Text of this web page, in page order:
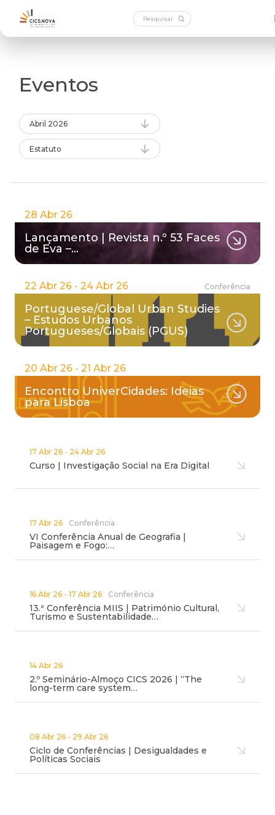
Eventos
Abril 2026
Estatuto
28 Abr 26
Lançamento | Revista n.º 53 Faces
de Eva –…
22 Abr 26 - 24 Abr 26 Conferência
Portuguese/Global Urban Studies
– Estudos Urbanos
Portugueses/Globais (PGUS)
20 Abr 26 - 21 Abr 26
Encontro UniverCidades: Ideias
para Lisboa
17 Abr 26 - 24 Abr 26
Curso | Investigação Social na Era Digital
17 Abr 26 Conferência
VI Conferência Anual de Geografia |
Paisagem e Fogo:…
16 Abr 26 - 17 Abr 26 Conferência
13.ª Conferência MIIS | Património Cultural,
Turismo e Sustentabilidade…
14 Abr 26
2.º Seminário-Almoço CICS 2026 | “The
long-term care system…
08 Abr 26 - 29 Abr 26
Ciclo de Conferências | Desigualdades e
Políticas Sociais